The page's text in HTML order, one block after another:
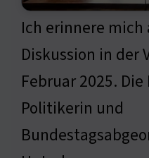
Ich erinnere
Diskussion in der
Februar 2025.
Politikerin und